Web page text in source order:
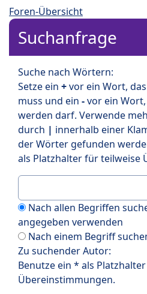
Foren-Übersicht
Suchanfrage
Suche nach Wörtern:
Setze ein +vor ein Wort,
muss und ein -vor ein
werden darf. Verwende
durch | innerhalb einer
der Wörter gefunden
als Platzhalter für teilweise
Nach allen Begriffen
angegeben verwenden
Nach einem Begriff
Zu suchender Autor:
Benutze ein * als
Übereinstimmungen.